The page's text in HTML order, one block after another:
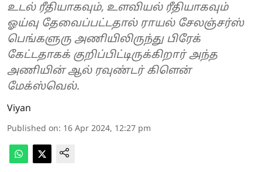
உடல் ரீதியாகவும், உளவியல் ரீதியாகவும்
ஓய்வு தேவைப்பட்டதால் ராயல் சேலஞ்சர்ஸ்
பெங்களுரு அணியிலிருந்து பிரேக்
கேட்டதாகக் குறிப்பிட்டிருக்கிறார் அந்த
அணியின் ஆல் ரவுண்டர் கிளென்
மேக்ஸ்வெல்.
Viyan
Published on: 16 Apr 2024, 12:27 pm